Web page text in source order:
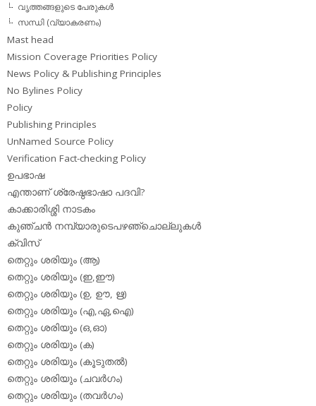
വൃത്തങ്ങളുടെ പേരുകള്‍
സന്ധി (വ്യാകരണം)
Mast head
Mission Coverage Priorities Policy
News Policy & Publishing Principles
No Bylines Policy
Policy
Publishing Principles
UnNamed Source Policy
Verification Fact-checking Policy
ഉപഭാഷ
എന്താണ് ശ്രേഷ്ഠഭാഷാ പദവി?
കാക്കാരിശ്ശി നാടകം
കുഞ്ചന്‍ നമ്പ്യാരുടെപഴഞ്ചൊല്ലുകള്‍
ക്വിസ്
തെറ്റും ശരിയും (ആ)
തെറ്റും ശരിയും (ഇ,ഈ)
തെറ്റും ശരിയും (ഉ, ഊ, ഋ)
തെറ്റും ശരിയും (എ,ഏ,ഐ)
തെറ്റും ശരിയും (ഒ,ഓ)
തെറ്റും ശരിയും (ക)
തെറ്റും ശരിയും (കൂടുതല്‍)
തെറ്റും ശരിയും (ചവര്‍ഗം)
തെറ്റും ശരിയും (തവര്‍ഗം)